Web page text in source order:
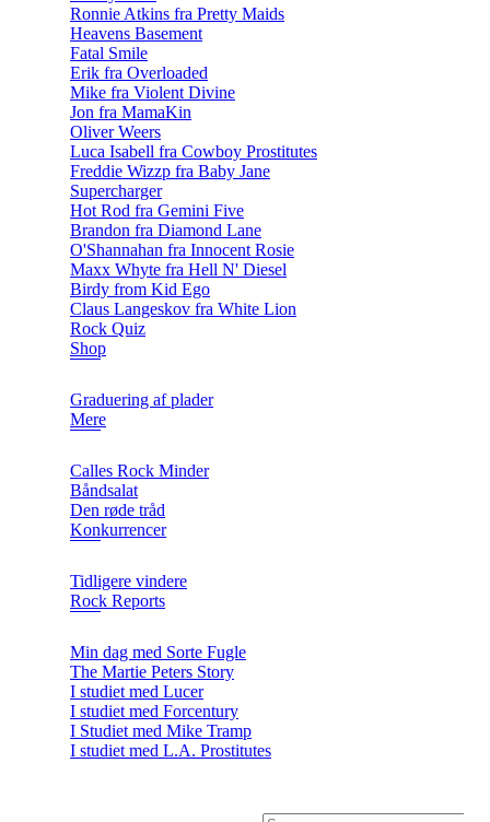
Ronnie Atkins fra Pretty Maids
Heavens Basement
Fatal Smile
Erik fra Overloaded
Mike fra Violent Divine
Jon fra MamaKin
Oliver Weers
Luca Isabell fra Cowboy Prostitutes
Freddie Wizzp fra Baby Jane
Supercharger
Hot Rod fra Gemini Five
Brandon fra Diamond Lane
O'Shannahan fra Innocent Rosie
Maxx Whyte fra Hell N' Diesel
Birdy from Kid Ego
Claus Langeskov fra White Lion
Rock Quiz
Shop
Graduering af plader
Mere
Calles Rock Minder
Båndsalat
Den røde tråd
Konkurrencer
Tidligere vindere
Rock Reports
Min dag med Sorte Fugle
The Martie Peters Story
I studiet med Lucer
I studiet med Forcentury
I Studiet med Mike Tramp
I studiet med L.A. Prostitutes